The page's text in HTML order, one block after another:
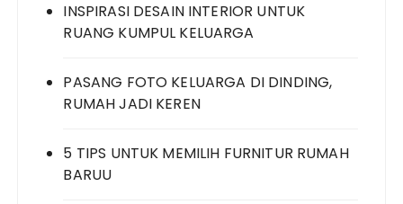
INSPIRASI DESAIN INTERIOR UNTUK
RUANG KUMPUL KELUARGA
PASANG FOTO KELUARGA DI DINDING,
RUMAH JADI KEREN
5 TIPS UNTUK MEMILIH FURNITUR RUMAH
BARUU